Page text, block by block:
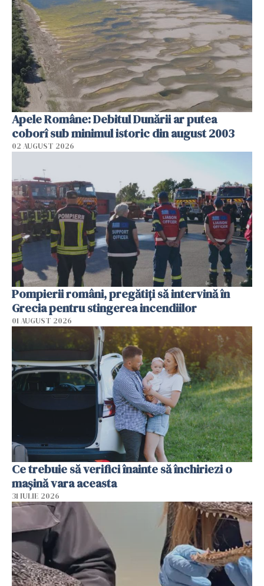
Apele Române: Debitul Dunării ar putea
coborî sub minimul istoric din august 2003
02 AUGUST 2026
Pompierii români, pregătiţi să intervină în
Grecia pentru stingerea incendiilor
01 AUGUST 2026
Ce trebuie să verifici înainte să închiriezi o
mașină vara aceasta
31 IULIE 2026